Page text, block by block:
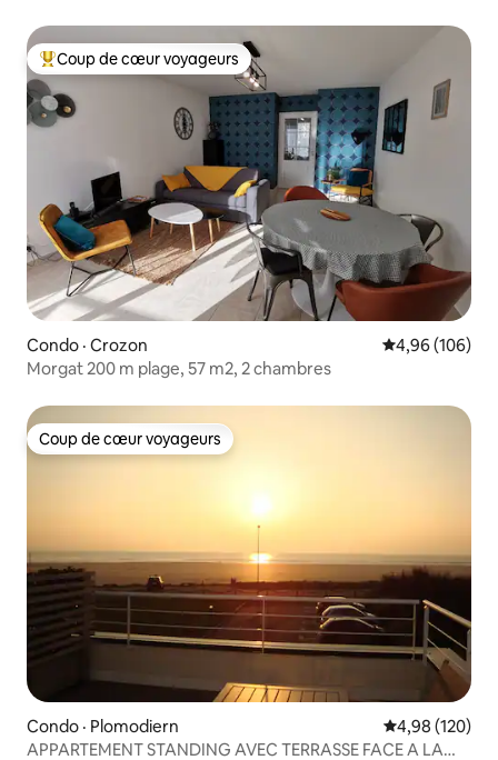
Coup de cœur voyageurs parmi les plus aimés
Coup de cœur voyageurs
Condo · Crozon Note
4,96 (106)
Morgat 200 m plage, 57 m2, 2 chambres
Coup de cœur voyageurs
Coup de cœur voyageurs
Condo · Plomodiern Note
4,98 (120)
APPARTEMENT STANDING AVEC TERRASSE FACE A LA